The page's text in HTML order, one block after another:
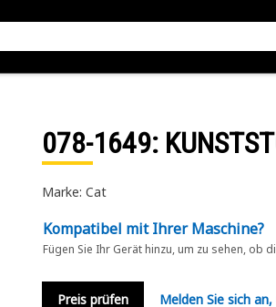
078-1649:
Marke: Cat
Kompatibel mit Ihrer Maschine?
Fügen Sie Ihr Gerät hinzu, um zu sehen,
Preis prüfen Melden Sie sich